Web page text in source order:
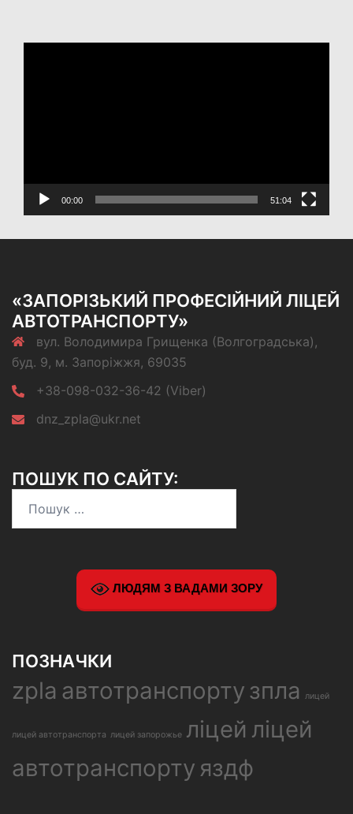
00:00 51:04
«ЗАПОРІЗЬКИЙ ПРОФЕСІЙНИЙ ЛІЦЕЙ
АВТОТРАНСПОРТУ»
вул. Володимира Грищенка (Волгоградська),
буд. 9, м. Запоріжжя, 69035
+38-098-032-36-42 (Viber)
dnz_zpla@ukr.net
ПОШУК ПО САЙТУ:
ЛЮДЯМ З ВАДАМИ ЗОРУ
ПОЗНАЧКИ
zpla автотранспорту зпла лицей
лицей автотранспорта лицей запорожье ліцей ліцей
автотранспорту яздф